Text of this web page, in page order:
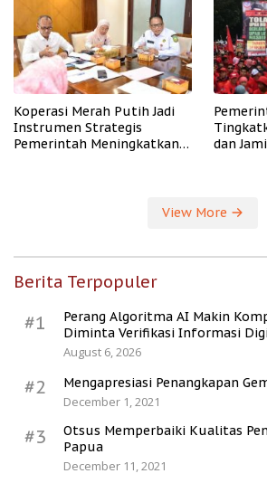
Koperasi Merah Putih Jadi
Instrumen Strategis
Pemerintah Meningkatkan
dan
View More
Berita Terpopuler
#1
Perang Algoritma AI Makin
Diminta Verifikasi Informasi
August 6, 2026
#2
Mengapresiasi Penangkapan
December 1, 2021
#3
Otsus Memperbaiki Kualitas
Papua
December 11, 2021